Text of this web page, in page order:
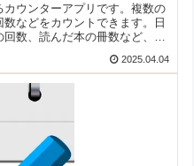
カウンターアプリです。複数の
などをカウントできます。日
数、読んだ本の冊数など、日
2025.04.04